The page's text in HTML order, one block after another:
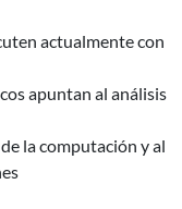
actualmente con
apuntan al análisis
la computación y al